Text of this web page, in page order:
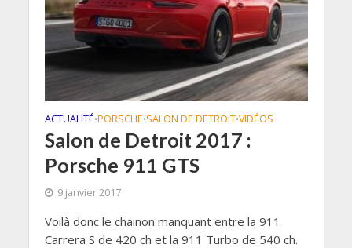
ACTUALITÉ•PORSCHE•SALON DE DETROIT•VIDÉOS
Salon de Detroit 2017 :
Porsche 911 GTS
9 janvier 2017
Voilà donc le chainon manquant entre la 911
Carrera S de 420 ch et la 911 Turbo de 540 ch.